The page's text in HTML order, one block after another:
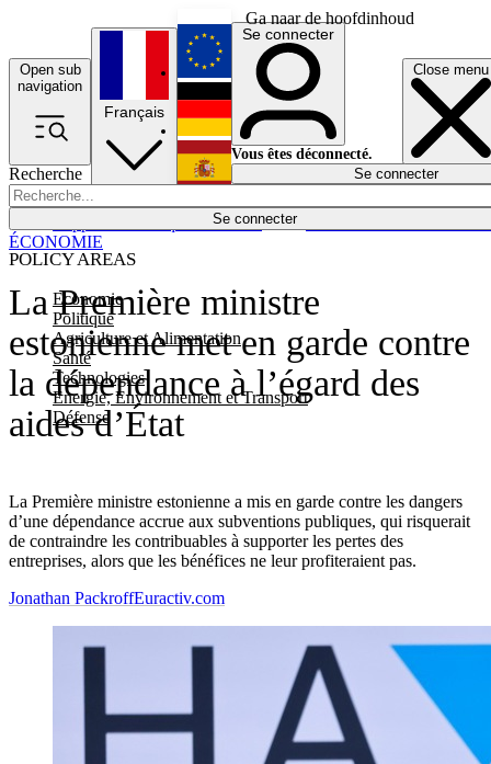
Ga naar de hoofdinhoud
Open sub
navigation
Close menu
Recherche
Se connecter
POLICY AREAS
Economie
Politique
Agriculture et Alimentation
Santé
Technologies
Energie, Environnement et Transport
Défense
Économie
Français
English
Deutsch
Español
Se connecter
Vous êtes déconnecté.
Se connecter
La Première ministre
estonienne met en garde contre
la dépendance à l’égard des
aides d’État
La Première ministre estonienne a mis en garde contre les dangers
d’une dépendance accrue aux subventions publiques, qui risquerait
de contraindre les contribuables à supporter les pertes des
entreprises, alors que les bénéfices ne leur profiteraient pas.
ÉCONOMIE
Jonathan PackroffEuractiv.com